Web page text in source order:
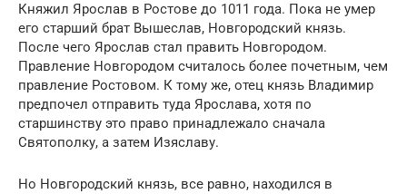
Княжил Ярослав в Ростове до 1011 года. Пока не умер
его старший брат Вышеслав, Новгородский князь.
После чего Ярослав стал править Новгородом.
Правление Новгородом считалось более почетным, чем
правление Ростовом. К тому же, отец князь Владимир
предпочел отправить туда Ярослава, хотя по
старшинству это право принадлежало сначала
Святополку, а затем Изяславу.
Но Новгородский князь, все равно, находился в